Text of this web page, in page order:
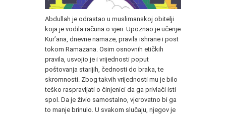
Abdullah je odrastao u muslimanskoj obitelji
koja je vodila računa o vjeri. Upoznao je učenje
Kur’ana, dnevne namaze, pravila ishrane i post
tokom Ramazana. Osim osnovnih etičkih
pravila, usvojio je i vrijednosti poput
poštovanja starijih, čednosti do braka, te
skromnosti. Zbog takvih vrijednosti mu je bilo
teško raspravljati o činjenici da ga privlači isti
spol. Da je živio samostalno, vjerovatno bi ga
to manje brinulo. U svakom slučaju, njegov je